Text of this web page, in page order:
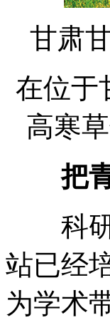
甘肃
在位于
高寒
把青
科研
站已经
为学术